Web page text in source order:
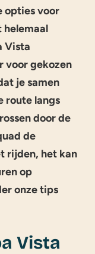
opties voor
helemaal
Vista
voor gekozen
je samen
route langs
door de
de
rijden, het kan
op
onze tips
Vista